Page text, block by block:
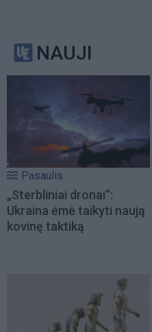
NAUJI
Pasaulis
„Sterbliniai dronai“:
Ukraina ėmė taikyti naują
kovinę taktiką